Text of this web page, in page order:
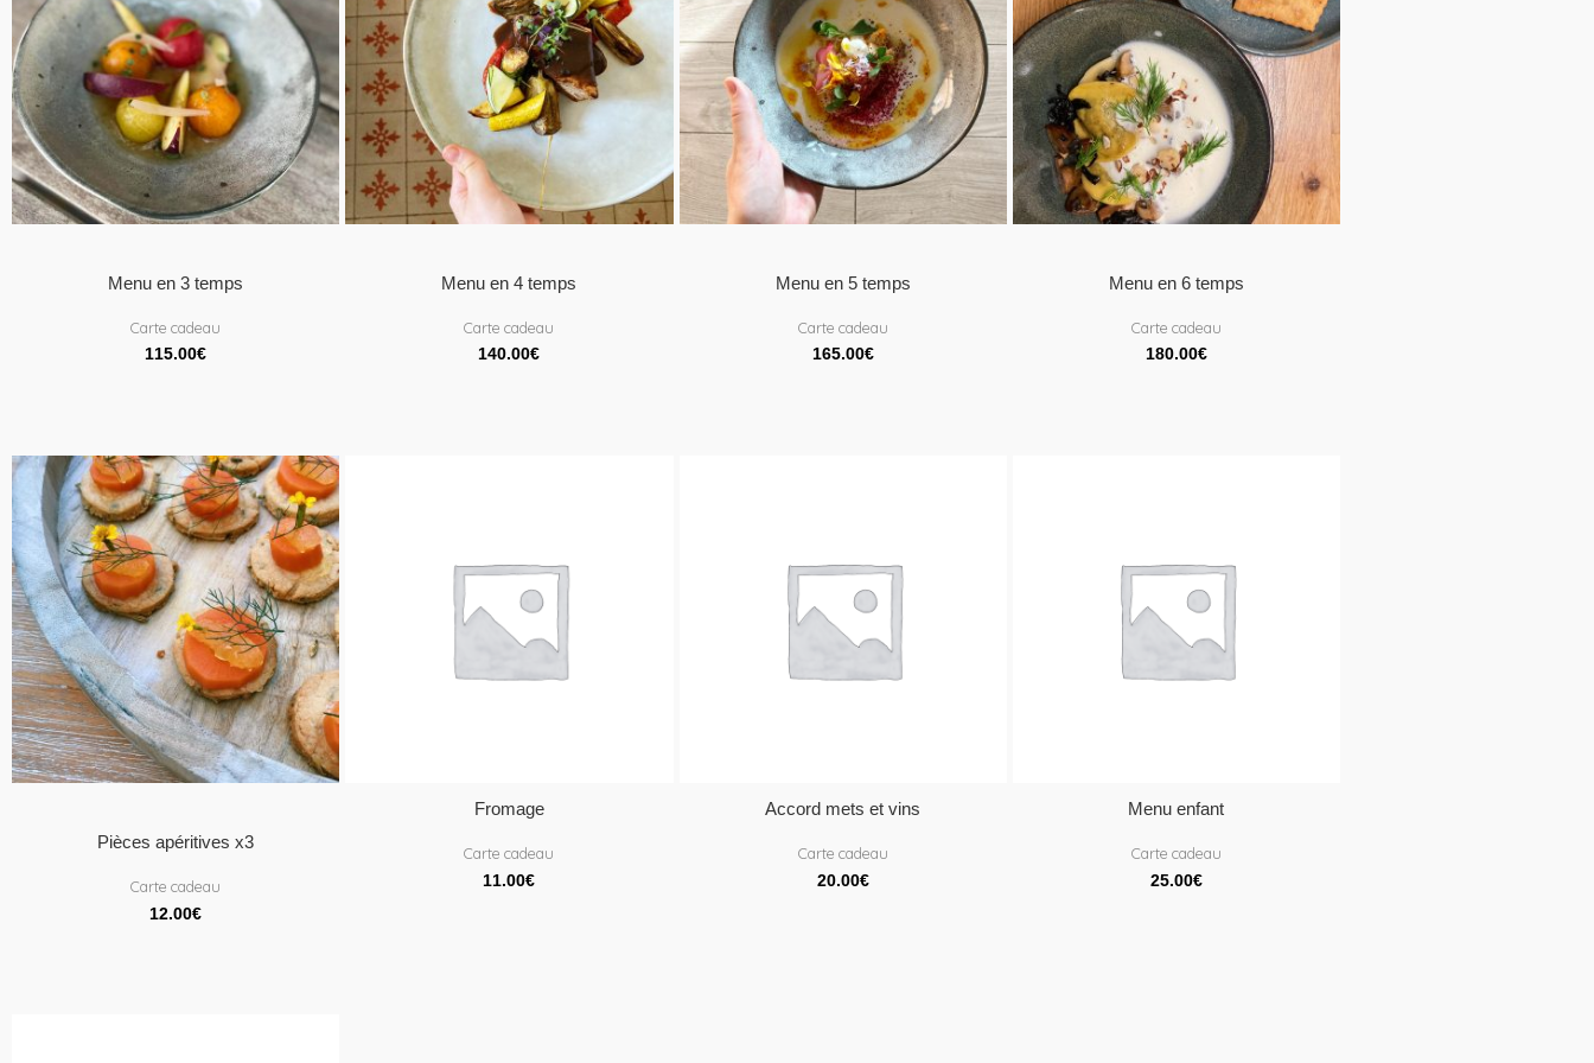
Menu en 3 temps
Carte cadeau
115.00€
Menu en 4 temps
Carte cadeau
140.00€
Menu en 5 temps
Carte cadeau
165.00€
Menu en 6 temps
Carte cadeau
180.00€
Pièces apéritives x3
Carte cadeau
12.00€
Fromage
Carte cadeau
11.00€
Accord mets et vins
Carte cadeau
20.00€
Menu enfant
Carte cadeau
25.00€